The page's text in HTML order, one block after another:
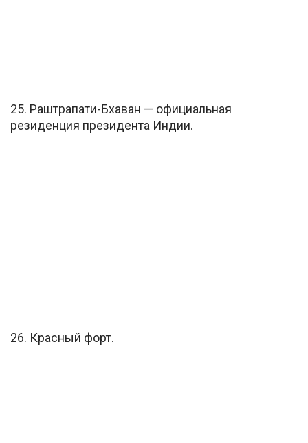
25. Раштрапати-Бхаван — официальная
резиденция президента Индии.
26. Красный форт.